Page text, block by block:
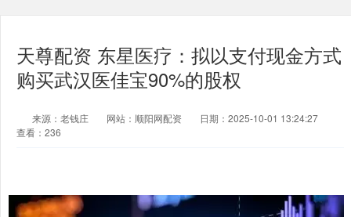
天尊配资 东星医疗：拟以支付现金方式
购买武汉医佳宝90%的股权
来源：老钱庄 网站：顺阳网配资
日期：2025-10-01 13:24:27
查看：236